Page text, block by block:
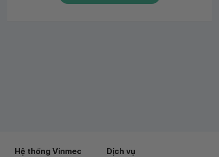
Hệ thống Vinmec Dịch vụ